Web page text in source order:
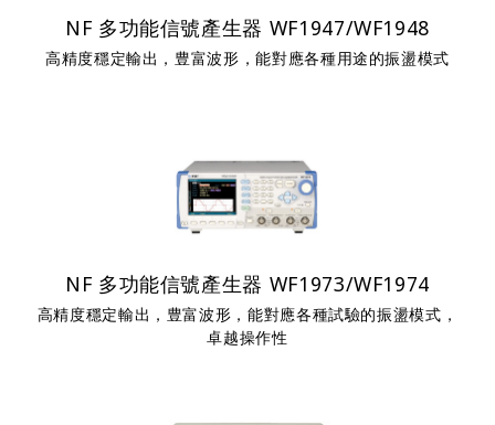
NF 多功能信號產生器 WF1947/WF1948
高精度穩定輸出，豊富波形，能對應各種用途的振盪模式
NF 多功能信號產生器 WF1973/WF1974
高精度穩定輸出，豊富波形，能對應各種試驗的振盪模式，
卓越操作性